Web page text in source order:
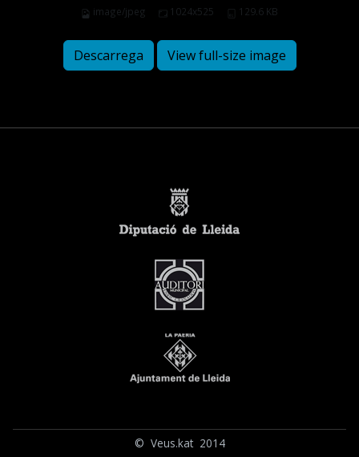
image/jpeg 1024x525 129.6 KB
Descarrega View full-size image
© Veus.kat 2014